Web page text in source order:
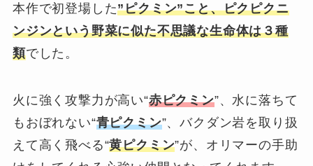
本作で初登場した”ピクミン”こと、ピクピクニ
ンジンという野菜に似た不思議な生命体は３種
類でした。
火に強く攻撃力が高い“赤ピクミン”、水に落ちて
もおぼれない“青ピクミン”、バクダン岩を取り扱
えて高く飛べる“黄ピクミン”が、オリマーの手助